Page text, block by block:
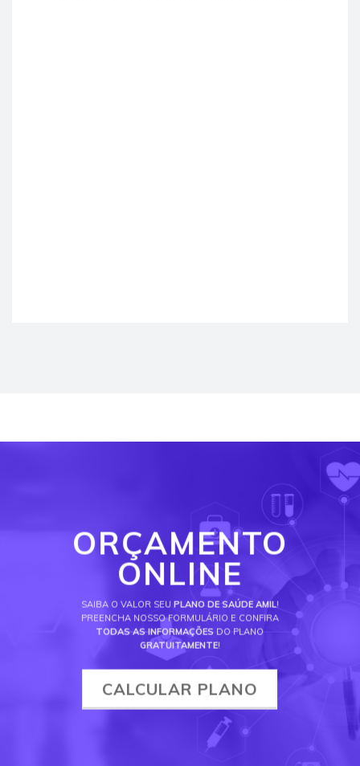
ORÇAMENTO
ONLINE
SAIBA O VALOR SEU PLANO DE SAÚDE AMIL!
PREENCHA NOSSO FORMULÁRIO E CONFIRA
TODAS AS INFORMAÇÕES DO PLANO
GRATUITAMENTE!
CALCULAR PLANO